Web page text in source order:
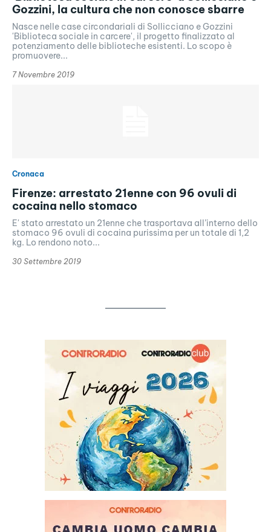
Gozzini, la cultura che non conosce sbarre
Nasce nelle case circondariali di Sollicciano e Gozzini
'Biblioteca sociale in carcere', il progetto finalizzato al
potenziamento delle biblioteche esistenti. Lo scopo è
promuovere...
7 Novembre 2019
Cronaca
Firenze: arrestato 21enne con 96 ovuli di
cocaina nello stomaco
E' stato arrestato un 21enne che trasportava all’interno dello
stomaco 96 ovuli di cocaina purissima per un totale di 1,2
kg. Lo rendono noto...
30 Settembre 2019